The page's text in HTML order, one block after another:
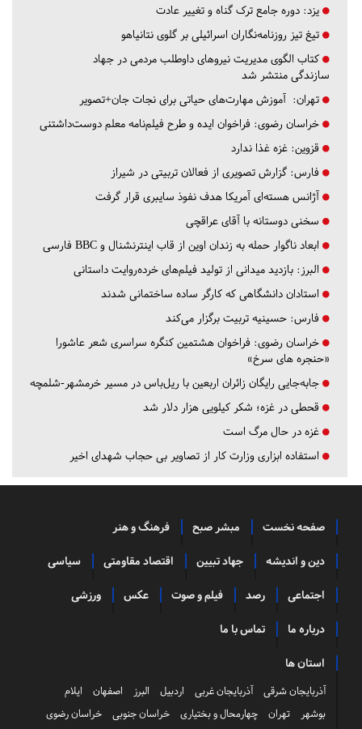
یزد: دوره جامع ترک گناه و تغییر عادت
تیغ تیز روزنامه‌نگاران اسرائیلی بر گلوی نتانیاهو
کتاب الگوی مدیریت نیروهای داوطلب مردمی در جهاد
سازندگی منتشر شد
تهران: آموزش مهارت‌های حیاتی برای نجات جان+تصویر
خراسان رضوی: فراخوان ایده و طرح فیلم‌نامه معلم دوست‌داشتنی
قزوین: غزه غذا ندارد
فارس: گزارش تصویری از فعالان تربیتی در شیراز
آژانس هسته‌ای آمریکا هدف نفوذ سایبری قرار گرفت
سخنی دوستانه با آقای عراقچی
ابعاد ناگوار حمله به زندان اوین از قاب اینترنشنال و BBC فارسی
البرز: بازدید میدانی از تولید فیلم‌های خرده‌روایت داستانی
استادان دانشگاهی که کارگر ساده ساختمانی شدند
فارس: حسینیه تربیت برگزار می‌کند
خراسان رضوی: فراخوان هشتمین کنگره سراسری شعر عاشورا
«حنجره های سرخ»
جابه‌جایی رایگان زائران اربعین با ریل‌باس در مسیر خرمشهر-شلمچه
قحطی در غزه؛ شکر کیلویی هزار دلار شد
غزه در حال مرگ است
استفاده ابزاری وزارت کار از تصاویر بی حجاب شهدای اخیر
صفحه نخست مبشر صبح فرهنگ و هنر
دین و اندیشه جهاد تبیین اقتصاد مقاومتی سیاسی
اجتماعی رصد فیلم و صوت عکس ورزشی
درباره ما تماس با ما
استان ها
آذربایجان شرقی آذربایجان غربی اردبیل البرز اصفهان
ایلام
بوشهر
تهران چهارمحال و بختیاری خراسان جنوبی خراسان رضوی